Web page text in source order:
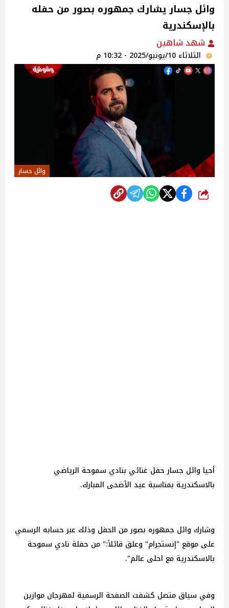
وائل جسار يشارك جمهوره بصور من حفله
بالإسكندرية ‎
شهد شاهين
الثلاثاء 10/يونيو/2025 - 10:32 م
وائل جسار
شارك
أحيا وائل جسار حفل غنائي بنادي سموحة الرياضي
بالاسكندرية بمناسبة عيد الأضحى المبارك.
وشارك وائل جمهوره بصور من الحفل وذلك عبر حسابه الرسمي
على موقع "إنستجرام" وعلق قائلاً:" من حفلة نادي سموحة
بالاسكندرية مع احلى عالم".
وفي سياق متصل كشفت الصفحة الرسمية لمهرجان موازين